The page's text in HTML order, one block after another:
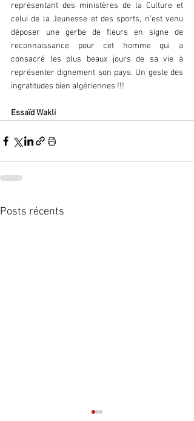
représentant des ministères de la Culture et
celui de la Jeunesse et des sports, n’est venu
déposer une gerbe de fleurs en signe de
reconnaissance pour cet homme qui a
consacré les plus beaux jours de sa vie à
représenter dignement son pays. Un geste des
ingratitudes bien algériennes !!!
Essaïd Wakli
Posts récents